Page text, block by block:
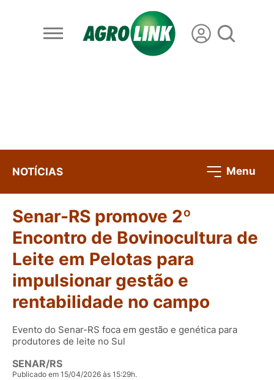
NOTÍCIAS Menu
Senar-RS promove 2º
Encontro de Bovinocultura de
Leite em Pelotas para
impulsionar gestão e
rentabilidade no campo
Evento do Senar-RS foca em gestão e genética para
produtores de leite no Sul
SENAR/RS
Publicado em 15/04/2026 às 15:29h.